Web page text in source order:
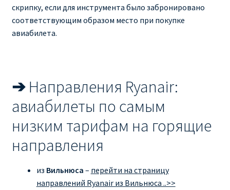
скрипку, если для инструмента было забронировано
соответствующим образом место при покупке
авиабилета.
➔ Направления Ryanair:
авиабилеты по самым
низким тарифам на горящие
направления
из Вильнюса – перейти на страницу
направлений Ryanair из Вильнюса ..>>